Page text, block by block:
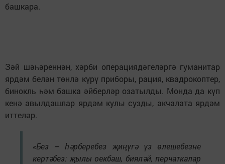
башкара.
Зәй шәһәреннән, хәрби операциядәгеләргә гуманитар
ярдәм белән төнлә күрү приборы, рация, квадрокоптер,
бинокль һәм башка әйберләр озатылды. Монда да күп
кенә авылдашлар ярдәм кулы сузды, акчалата ярдәм
иттеләр.
«Без – һәрберебез җиңүгә үз өлешебезне
кертәбез: җылы оекбаш, бияләй, перчаткалар